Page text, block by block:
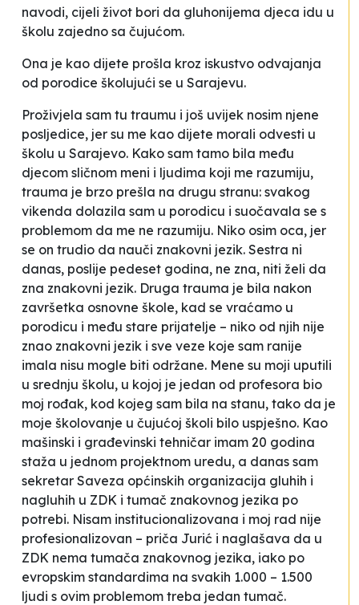
navodi, cijeli život bori da gluhonijema djeca idu u
školu zajedno sa čujućom.
Ona je kao dijete prošla kroz iskustvo odvajanja
od porodice školujući se u Sarajevu.
Proživjela sam tu traumu i još uvijek nosim njene
posljedice, jer su me kao dijete morali odvesti u
školu u Sarajevo. Kako sam tamo bila među
djecom sličnom meni i ljudima koji me razumiju,
trauma je brzo prešla na drugu stranu: svakog
vikenda dolazila sam u porodicu i suočavala se s
problemom da me ne razumiju. Niko osim oca, jer
se on trudio da nauči znakovni jezik. Sestra ni
danas, poslije pedeset godina, ne zna, niti želi da
zna znakovni jezik. Druga trauma je bila nakon
završetka osnovne škole, kad se vraćamo u
porodicu i među stare prijatelje – niko od njih nije
znao znakovni jezik i sve veze koje sam ranije
imala nisu mogle biti održane. Mene su moji uputili
u srednju školu, u kojoj je jedan od profesora bio
moj rođak, kod kojeg sam bila na stanu, tako da je
moje školovanje u čujućoj školi bilo uspješno. Kao
mašinski i građevinski tehničar imam 20 godina
staža u jednom projektnom uredu, a danas sam
sekretar Saveza općinskih organizacija gluhih i
nagluhih u ZDK i tumač znakovnog jezika po
potrebi. Nisam institucionalizovana i moj rad nije
profesionalizovan – priča Jurić i naglašava da u
ZDK nema tumača znakovnog jezika, iako po
evropskim standardima na svakih 1.000 – 1.500
ljudi s ovim problemom treba jedan tumač.